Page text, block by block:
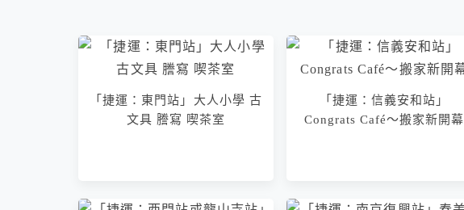
「捷運：東門站」大人小學 古
文具 謄寫 喫茶室
「捷運：信義安和站」
Congrats Café～搬家新開幕